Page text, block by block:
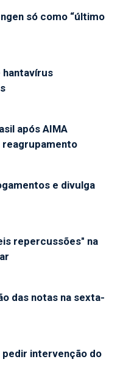
só como “último
hantavírus
após AIMA
reagrupamento
e divulga
repercussões" na
das notas na sexta-
pedir intervenção do